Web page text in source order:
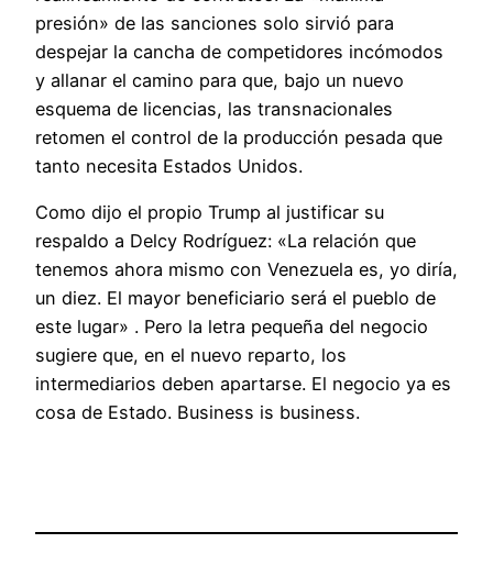
presión» de las sanciones solo sirvió para
despejar la cancha de competidores incómodos
y allanar el camino para que, bajo un nuevo
esquema de licencias, las transnacionales
retomen el control de la producción pesada que
tanto necesita Estados Unidos.
Como dijo el propio Trump al justificar su
respaldo a Delcy Rodríguez: «La relación que
tenemos ahora mismo con Venezuela es, yo diría,
un diez. El mayor beneficiario será el pueblo de
este lugar» . Pero la letra pequeña del negocio
sugiere que, en el nuevo reparto, los
intermediarios deben apartarse. El negocio ya es
cosa de Estado. Business is business.